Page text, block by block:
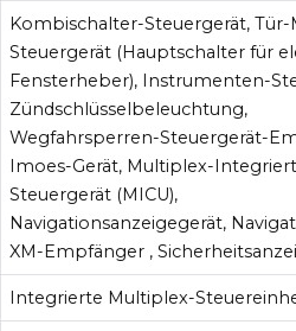
Kombischalter-Steuergerät,
Steuergerät (Hauptschalter für
Fensterheber), Instrumenten-
Zündschlüsselbeleuchtung,
Wegfahrsperren-Steuergerät-
Imoes-Gerät, Multiplex-
Steuergerät (MICU),
Navigationsanzeigegerät,
XM-Empfänger ,
Integrierte Multiplex-